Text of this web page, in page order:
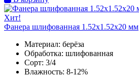
Хит!
Фанера шлифованная 1.52х1.52х20 мм
Материал: берёза
Обработка: шлифованная
Сорт: 3/4
Влажность: 8-12%